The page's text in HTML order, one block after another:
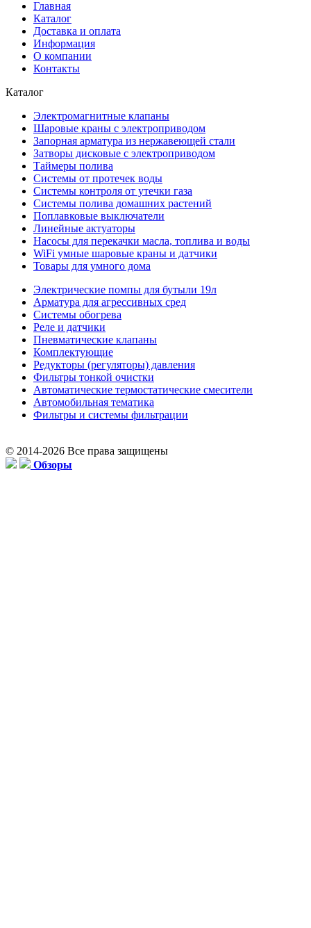
Главная
Каталог
Доставка и оплата
Информация
О компании
Контакты
Каталог
Электромагнитные клапаны
Шаровые краны с электроприводом
Запорная арматура из нержавеющей стали
Затворы дисковые с электроприводом
Таймеры полива
Системы от протечек воды
Системы контроля от утечки газа
Системы полива домашних растений
Поплавковые выключатели
Линейные актуаторы
Насосы для перекачки масла, топлива и воды
WiFi умные шаровые краны и датчики
Товары для умного дома
Электрические помпы для бутыли 19л
Арматура для агрессивных сред
Системы обогрева
Реле и датчики
Пневматические клапаны
Комплектующие
Редукторы (регуляторы) давления
Фильтры тонкой очистки
Автоматические термостатические смесители
Автомобильная тематика
Фильтры и системы фильтрации
© 2014-2026 Все права защищены
Обзоры